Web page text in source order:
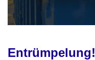
Entrümpelung!